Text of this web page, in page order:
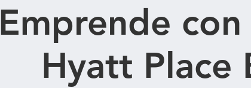
Emprende
Hyatt Place